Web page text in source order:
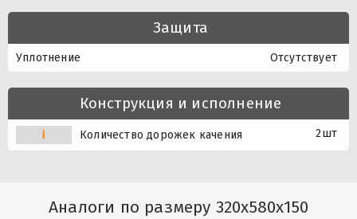
Защита
Уплотнение Отсутствует
Конструкция и исполнение
i Количество дорожек качения 2шт
Аналоги по размеру 320x580x150